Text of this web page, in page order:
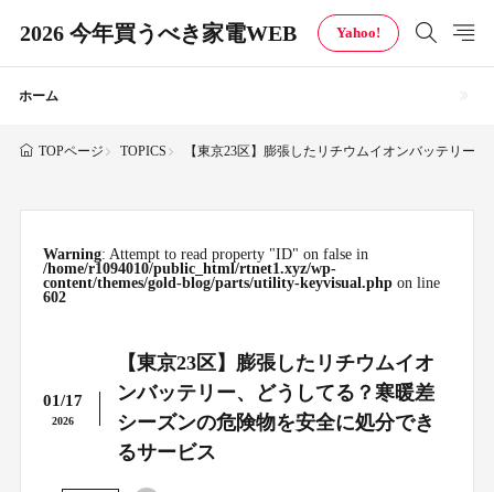
2026 今年買うべき家電WEB Yahoo!
ホーム
TOPページ TOPICS 【東京23区】膨張したリチウムイオンバッテリー
Warning: Attempt to read property "ID" on false in
/home/r1094010/public_html/rtnet1.xyz/wp-
content/themes/gold-blog/parts/utility-keyvisual.phpon line
602
01/17
2026
【東京23区】膨張したリチウムイオ
ンバッテリー、どうしてる？寒暖差
シーズンの危険物を安全に処分でき
るサービス